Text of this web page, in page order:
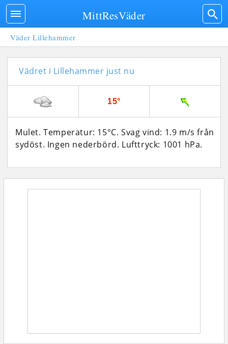
Väder Lillehammer
Vädret i Lillehammer just nu
15°
Mulet. Temperatur: 15°C. Svag vind: 1.9 m/s från
sydöst. Ingen nederbörd. Lufttryck: 1001 hPa.
MittResVäder